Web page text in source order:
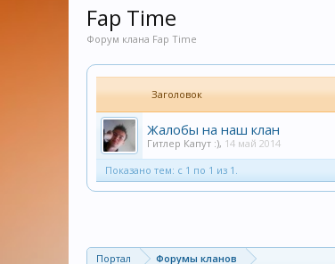
Fap Time
Форум клана Fap Time
Заголовок
Жалобы на наш клан
Гитлер Капут :), 14 май 2014
Показано тем: с 1 по 1 из 1.
Портал Форумы кланов